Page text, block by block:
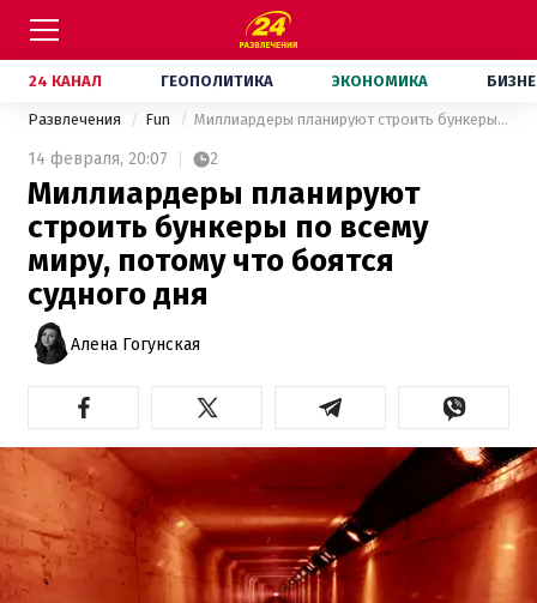
24 КАНАЛ ГЕОПОЛИТИКА ЭКОНОМИКА
Развлечения Fun Миллиардеры планируют строить бункеры по всему миру, потому что боятся судного дня
14 февраля, 20:07 2
Миллиардеры планируют
строить бункеры по всему
миру, потому что боятся
судного дня
Алена Гогунская